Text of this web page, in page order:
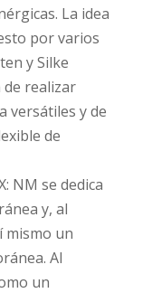
La idea
por varios
y Silke
de realizar
versátiles y de
de
NM se dedica
y, al
mismo un
Al
un